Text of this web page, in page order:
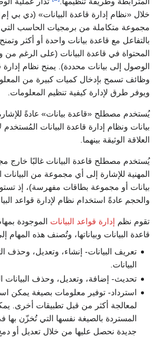
خلال «نظام إدارة قاعدة البيانات» (دي بي
مجموعة متكاملة من برمجيات الحاسب
بالتفاعل مع قاعدة بيانات واحدة أو أكثر
المحتواة في قاعدة البيانات (على الرغم
الوصول إلى بيانات محددة). يمنح نظام إدارة
وظائف تسمح بإدخال كميات كبيرة من
ويوفر طرق لإدارة كيفية تنظيم المعلومات.
يُستخدم مصطلح «قاعدة بيانات» عادةً
بيانات ونظام إدارة قاعدة البيانات المُستخدم
العلاقة الوثيقة بينهما.
يُستخدم مصطلح قاعدة البيانات غالبًا خارج
المهنية للإشارة إلى أي مجموعة من
بيانات أو مجموعة بطاقات مفهرسة)، إذ
والحجم عادةً استخدام نظام لإدارة قواعد
تقوم نظم إدارة قواعد البيانات الموجودة
قاعدة البيانات وبياناتها، وتُصنف هذه
تعريف البيانات- إنشاء، وتعديل، وحذف
البيانات.
تحديث- إضافة، وتعديل، وحذف البيانات
استرداد- توفير معلومات بصيغة يمكن
لمعالجة أكثر من قبل تطبيقات أخرى.
المستردة بالصيغة نفسها التي تُخزّن بها
جديدة نحصل عليها من خلال تعديل أو